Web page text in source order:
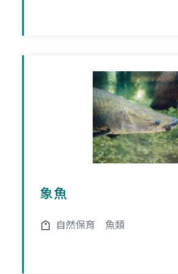
象魚
自然保育 魚類